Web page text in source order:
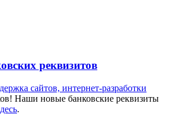
реквизитов
Наши новые банковские реквизиты
.